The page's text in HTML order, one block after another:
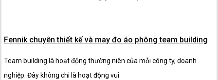
chuyển MIỄN PHÍ toàn quốc
Fennik chuyên thiết kế và may đo áo phông team building
Team building là hoạt động thường niên của mỗi công ty, doanh
nghiệp. Đây không chi là hoạt động vui